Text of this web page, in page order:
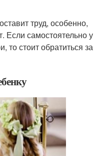
труд, особенно,
Если самостоятельно у
то стоит обратиться за